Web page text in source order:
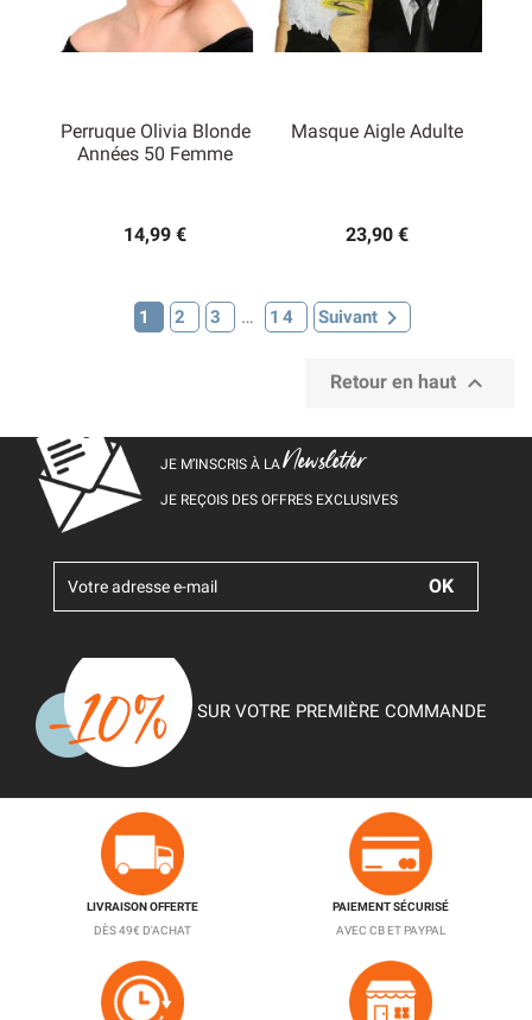
Perruque Olivia Blonde
Années 50 Femme
14,99 €
Masque Aigle Adulte
23,90 €
1 2 3 … 14 Suivant
Retour en haut 
JE M’INSCRIS À LANewsletter
JE REÇOIS DES OFFRES EXCLUSIVES
SUR VOTRE PREMIÈRE COMMANDE
LIVRAISON OFFERTE
DÈS 49€ D'ACHAT
PAIEMENT SÉCURISÉ
AVEC CB ET PAYPAL